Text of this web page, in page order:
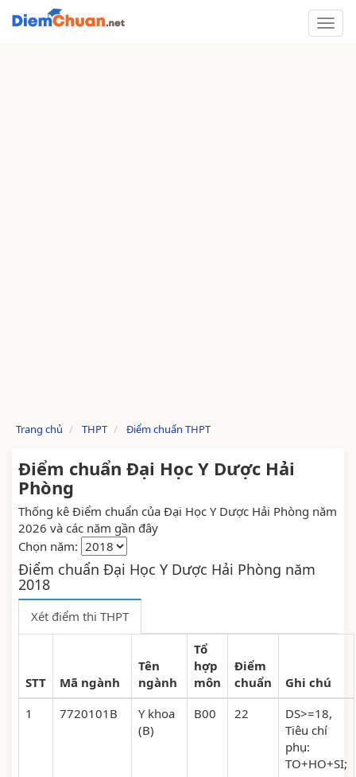
Trang chủ THPT Điểm chuẩn THPT
Điểm chuẩn Đại Học Y Dược Hải
Phòng
Thống kê Điểm chuẩn của Đại Học Y Dược Hải Phòng năm
2026 và các năm gần đây
Chọn năm:
Điểm chuẩn Đại Học Y Dược Hải Phòng năm
2018
Xét điểm thi THPT
STT Mã ngành
Tên
ngành
Tổ
hợp
môn
Điểm
chuẩn
Ghi chú
1
7720101B
Y khoa
(B)
B00 22
DS>=18,
Tiêu chí
phụ:
TO+HO+SI;